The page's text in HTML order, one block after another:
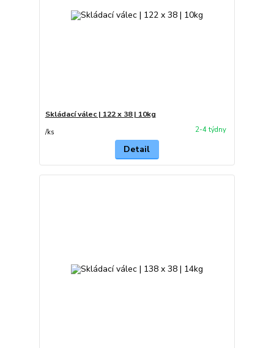
Skládací válec | 122 x 38 | 10kg
/ks 2-4 týdny
Detail